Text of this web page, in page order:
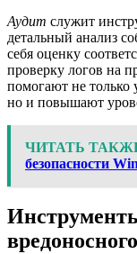
Аудит служит
детальный анализ
себя оценку
проверку логов на
помогают не только
но и повышают
ЧИТАТЬ
безопасности